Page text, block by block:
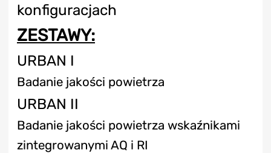
konfiguracjach
ZESTAWY:
URBAN I
Badanie jakości powietrza
URBAN II
Badanie jakości powietrza wskaźnikami
zintegrowanymi AQ i RI